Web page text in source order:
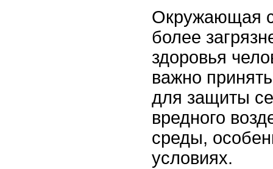
Окружающая
более
здоровья
важно
для защиты
вредного
среды,
условиях.